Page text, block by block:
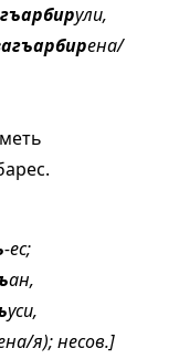
ули,
ена/
-ес;
ан,
уси,
я); несов.]